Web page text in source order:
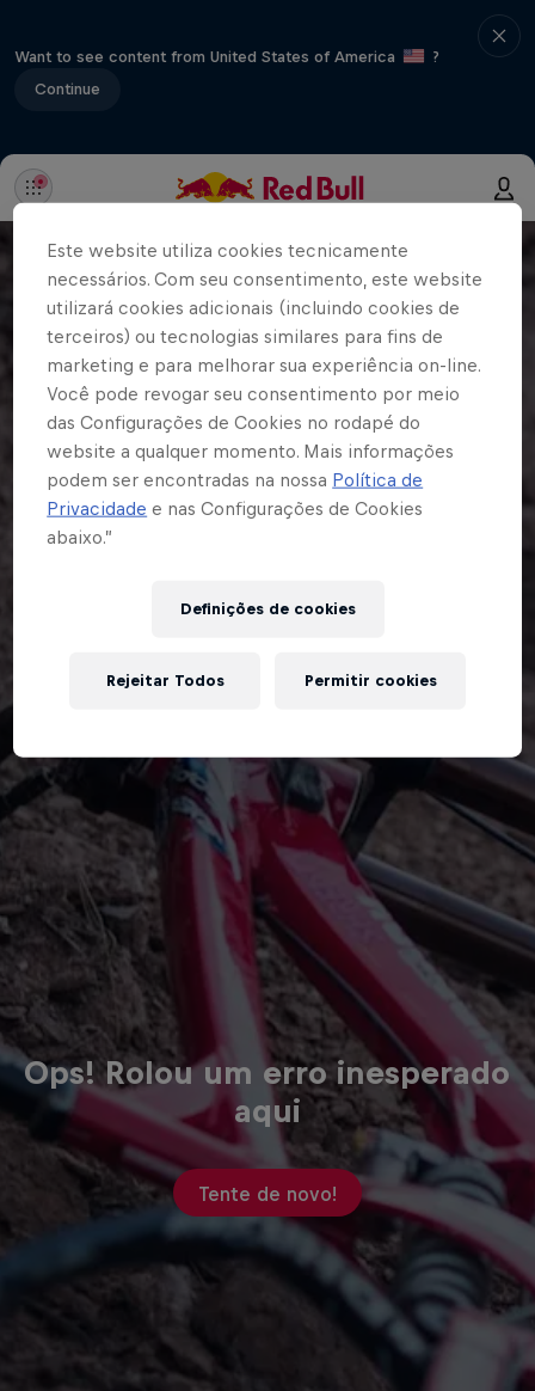
Want to see content from United States of America
?
Continue
Ops! Rolou um erro inesperado
aqui
Tente de novo!
Este website utiliza cookies tecnicamente
necessários. Com seu consentimento, este website
utilizará cookies adicionais (incluindo cookies de
terceiros) ou tecnologias similares para fins de
marketing e para melhorar sua experiência on-line.
Você pode revogar seu consentimento por meio
das Configurações de Cookies no rodapé do
website a qualquer momento. Mais informações
podem ser encontradas na nossa Política de
Privacidade e nas Configurações de Cookies
abaixo.”
Definições de cookies
Rejeitar Todos Permitir cookies